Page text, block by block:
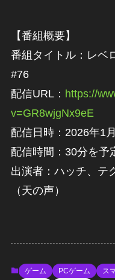
【番組概要】
番組タイトル：レベ
#76
配信URL： https://
v=GR8wjgNx9eE
配信日時：2026年1
配信時間：30分を予
出演者：ハッチ、テ
（天の声）
ゲーム PCゲーム ス